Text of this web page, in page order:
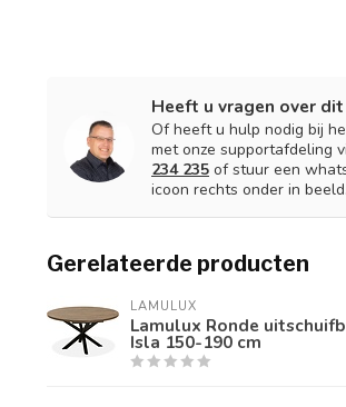
Heeft u vragen over
Of heeft u hulp nodig bij
met onze supportafdeling
234 235 of stuur een
icoon rechts onder in beeld.
Gerelateerde producten
LAMULUX
Lamulux Ronde
Isla 150-190 cm